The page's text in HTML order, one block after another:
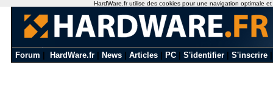
Forum HardWare.fr News Articles PC S'identifier S'inscrire
HardWare.fr utilise des cookies pour une navigation optimale